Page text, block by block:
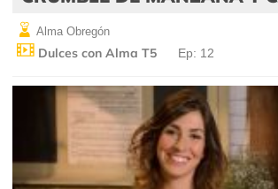
Alma Obregón
Dulces con Alma T5 Ep: 12